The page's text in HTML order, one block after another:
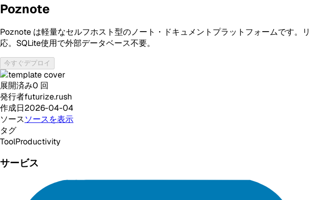
Poznote
Poznote は軽量なセルフホスト型のノート・ドキュメントプラットフォームです
応。SQLite使用で外部データベース不要。
今すぐデプロイ
展開済み0 回
発行者futurize.rush
作成日2026-04-04
ソースソースを表示
タグ
ToolProductivity
サービス